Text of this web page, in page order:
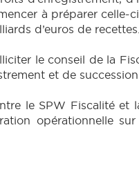
à préparer celle-
d’euros de recettes.
le conseil de la
et de succession.
le SPW Fiscalité
opérationnelle